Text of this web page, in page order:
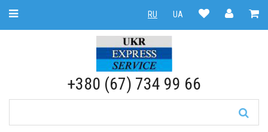
Toggle Navigation UA
RU |
RU
+380 (67) 734 99 66